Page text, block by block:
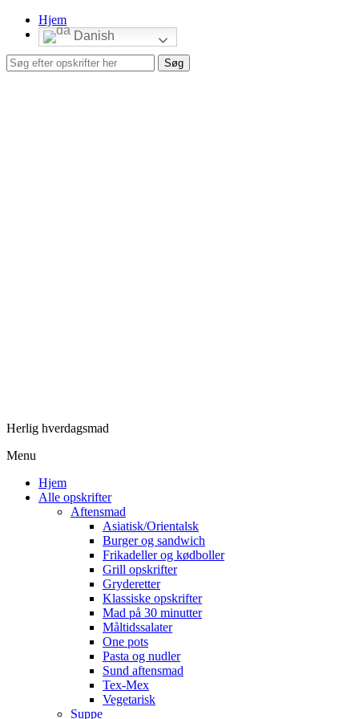
Hjem
Danish
Herlig hverdagsmad
Menu
Hjem
Alle opskrifter
Aftensmad
Asiatisk/Orientalsk
Burger og sandwich
Frikadeller og kødboller
Grill opskrifter
Gryderetter
Klassiske opskrifter
Mad på 30 minutter
Måltidssalater
One pots
Pasta og nudler
Sund aftensmad
Tex-Mex
Vegetarisk
Suppe